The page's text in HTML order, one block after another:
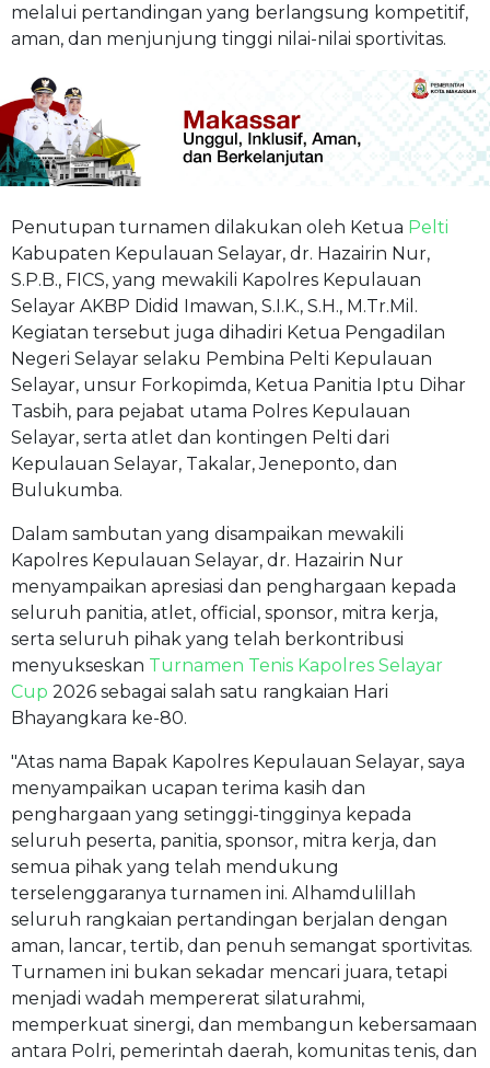
melalui pertandingan yang berlangsung kompetitif,
aman, dan menjunjung tinggi nilai-nilai sportivitas.
Penutupan turnamen dilakukan oleh Ketua Pelti
Kabupaten Kepulauan Selayar, dr. Hazairin Nur,
S.P.B., FICS, yang mewakili Kapolres Kepulauan
Selayar AKBP Didid Imawan, S.I.K., S.H., M.Tr.Mil.
Kegiatan tersebut juga dihadiri Ketua Pengadilan
Negeri Selayar selaku Pembina Pelti Kepulauan
Selayar, unsur Forkopimda, Ketua Panitia Iptu Dihar
Tasbih, para pejabat utama Polres Kepulauan
Selayar, serta atlet dan kontingen Pelti dari
Kepulauan Selayar, Takalar, Jeneponto, dan
Bulukumba.
Dalam sambutan yang disampaikan mewakili
Kapolres Kepulauan Selayar, dr. Hazairin Nur
menyampaikan apresiasi dan penghargaan kepada
seluruh panitia, atlet, official, sponsor, mitra kerja,
serta seluruh pihak yang telah berkontribusi
menyukseskan Turnamen Tenis Kapolres Selayar
Cup 2026 sebagai salah satu rangkaian Hari
Bhayangkara ke-80.
"Atas nama Bapak Kapolres Kepulauan Selayar, saya
menyampaikan ucapan terima kasih dan
penghargaan yang setinggi-tingginya kepada
seluruh peserta, panitia, sponsor, mitra kerja, dan
semua pihak yang telah mendukung
terselenggaranya turnamen ini. Alhamdulillah
seluruh rangkaian pertandingan berjalan dengan
aman, lancar, tertib, dan penuh semangat sportivitas.
Turnamen ini bukan sekadar mencari juara, tetapi
menjadi wadah mempererat silaturahmi,
memperkuat sinergi, dan membangun kebersamaan
antara Polri, pemerintah daerah, komunitas tenis, dan